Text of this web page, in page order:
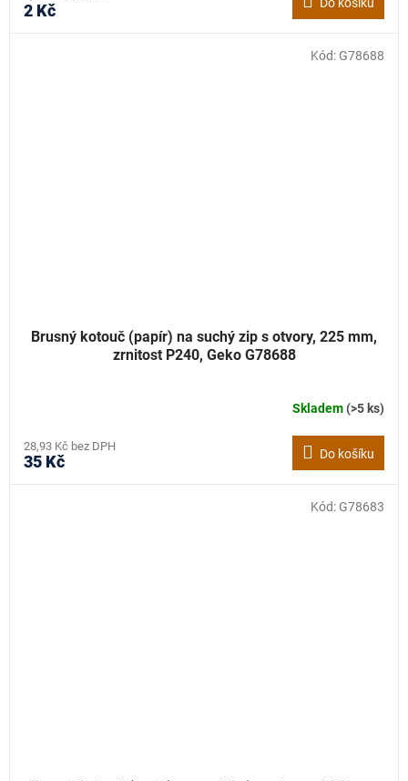
2 Kč
Brusný kotouč (papír) na suchý zip s otvory, 225 mm,
zrnitost P240, Geko G78688
Skladem(>5 ks)
28,93 Kč bez DPH
35 Kč Do košíku
Kód: G78688
Kód: G78683